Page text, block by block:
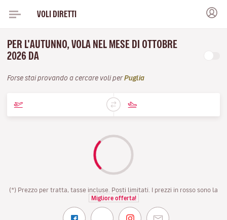
VOLI DIRETTI
PER L'AUTUNNO, VOLA NEL MESE DI OTTOBRE
2026 DA
Forse stai provando a cercare voli perPuglia
(*) Prezzo per tratta, tasse incluse. Posti limitati. I prezzi in rosso sono la
Migliore offerta!